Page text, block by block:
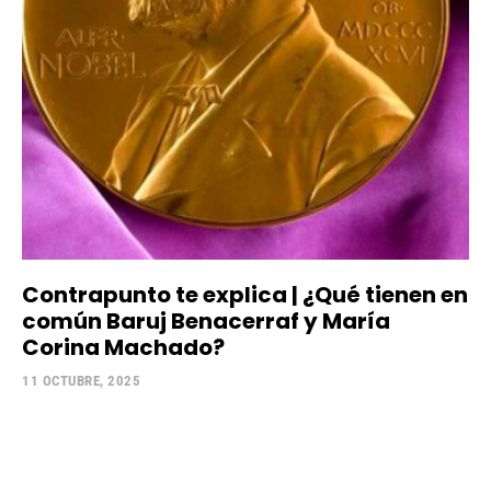
Contrapunto te explica | ¿Qué tienen en
común Baruj Benacerraf y María
Corina Machado?
11 OCTUBRE, 2025